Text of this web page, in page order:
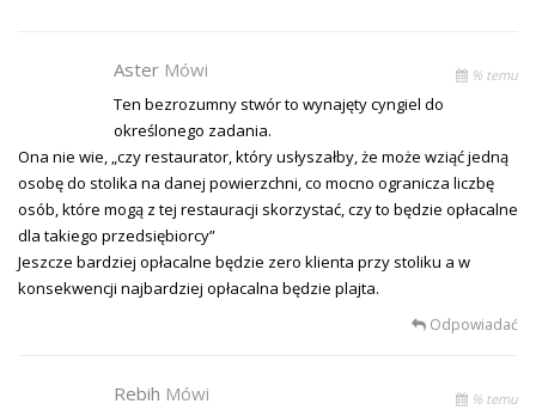
Aster Mówi % temu
Ten bezrozumny stwór to wynajęty cyngiel do
określonego zadania.
Ona nie wie, „czy restaurator, który usłyszałby, że może wziąć jedną
osobę do stolika na danej powierzchni, co mocno ogranicza liczbę
osób, które mogą z tej restauracji skorzystać, czy to będzie opłacalne
dla takiego przedsiębiorcy”
Jeszcze bardziej opłacalne będzie zero klienta przy stoliku a w
konsekwencji najbardziej opłacalna będzie plajta.
Odpowiadać
Rebih Mówi % temu